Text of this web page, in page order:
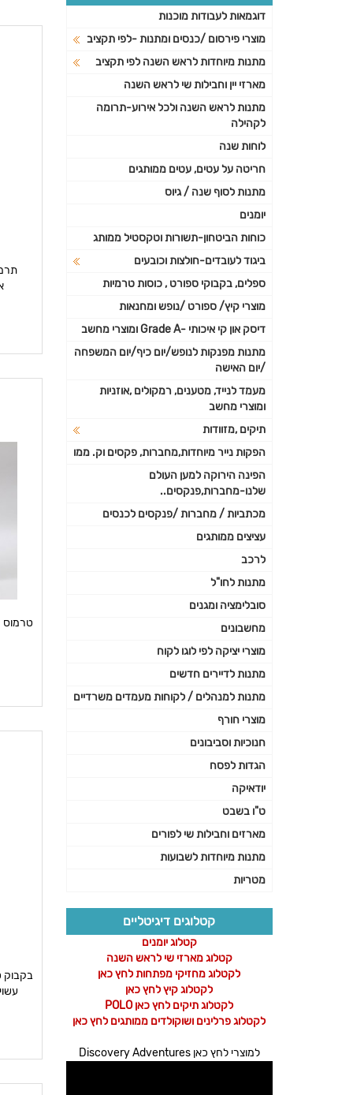
טרמוס
בקבוק
דוגמאות לעבודות מוכנות
מוצרי פירסום /כנסים ומתנות -לפי תקציב
מתנות מיוחדות לראש השנה לפי תקציב
מארזי יין וחבילות שי לראש השנה
מתנות לראש השנה ולכל אירוע-תרומה
לקהילה
לוחות שנה
חריטה על עטים, עטים ממותגים
מתנות לסוף שנה / גיוס
יומנים
כוחות הביטחון-תשורות וטקסטיל ממותג
ביגוד לעובדים-חולצות וכובעים
ספלים, בקבוקי ספורט , כוסות טרמיות
מוצרי קיץ/ ספורט /נופש ומחנאות
דיסק און קי איכותי -Grade A ומוצרי מחשב
מתנות מפנקות לנופש/יום כיף/יום המשפחה
/יום האישה
מעמד לנייד, מטענים, רמקולים ,אוזניות
ומוצרי מחשב
תיקים ,מזוודות
הפקות נייר מיוחדות,מחברות, פקסים וק. ממו
הפינה הירוקה למען העולם
שלנו-מחברות,פנקסים..
מכתביות / מחברות /פנקסים לכנסים
עציצים ממותגים
לרכב
מתנות לחו"ל
סובלימציה ומגנים
מחשבונים
מוצרי יציקה לפי לוגו לקוח
מתנות לדיירים חדשים
מתנות למנהלים / לקוחות מעמדים משרדיים
מוצרי חורף
חנוכיות וסביבונים
הגדות לפסח
יודאיקה
ט"ו בשבט
מארזים וחבילות שי לפורים
מתנות מיוחדות לשבועות
מטריות
קטלוגים דיגיטליים
קטלוג יומנים
קטלוג מארזי שי לראש השנה
לקטלוג מחזיקי מפתחות לחץ כאן
לקטלוג קיץ לחץ כאן
לקטלוג תיקים לחץ כאן POLO
לקטלוג פרלינים ושוקולדים ממותגים לחץ כאן
למוצרי לחץ כאן Discovery Adventures